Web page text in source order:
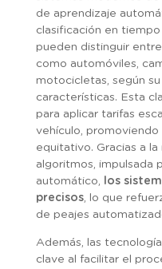
de aprendizaje
clasificación en
pueden distinguir
como automóviles,
motocicletas, según
características. Esta
para aplicar tarifas
vehículo,
equitativo. Gracias a
algoritmos, impulsada
automático,
los
precisos, lo que
de peajes
Además, las
clave al facilitar el